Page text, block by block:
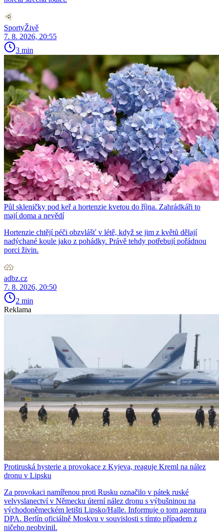
SportyŽivě
7. 8. 2026, 20:55
3 min
Půl skleničky pod keř a hortenzie kvetou do října. Zahrádkáři to
mají doma a nevědí
Hortenzie chtějí péči obzvlášť v létě, když se jim z květů dělají
nadýchané koule jako z pohádky. Právě tehdy potřebují pořádnou
porci živin.
adbz.cz
7. 8. 2026, 20:50
2 min
Reklama
Protiruská hysterie a provokace z Kyjeva, reaguje Kreml na nález
dronu v Lipsku
Za provokaci namířenou proti Rusku označilo v pátek ruské
velvyslanectví v Německu úterní nález dronu s výbušninou na
východoněmeckém letišti Lipsko/Halle. Informuje o tom agentura
DPA. Berlín oficiálně Moskvu v souvislosti s tímto případem z
ničeho neobvinil.